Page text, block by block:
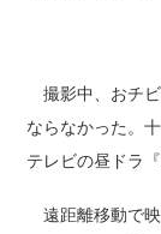
撮影中、おチ
ならなかった。
テレビの昼ドラ
遠距離移動で